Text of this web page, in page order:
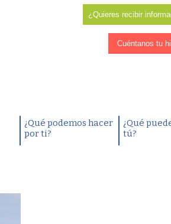
¿Quieres recibir
Cuéntanos tu
¿Qué podemos hacer
por ti?
¿Qué
tú?